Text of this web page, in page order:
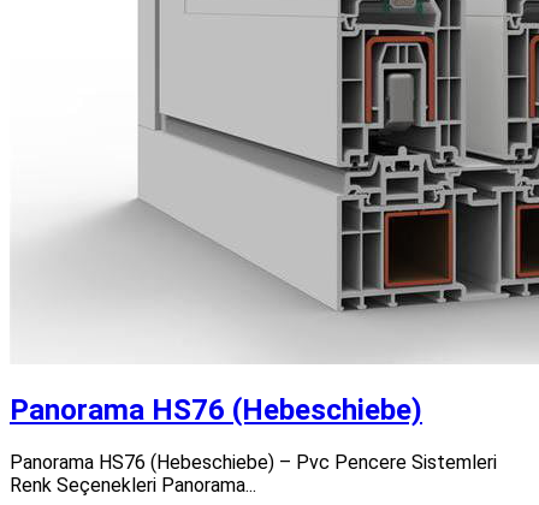
Panorama HS76 (Hebeschiebe)
Panorama HS76 (Hebeschiebe) – Pvc Pencere Sistemleri
Renk Seçenekleri Panorama...